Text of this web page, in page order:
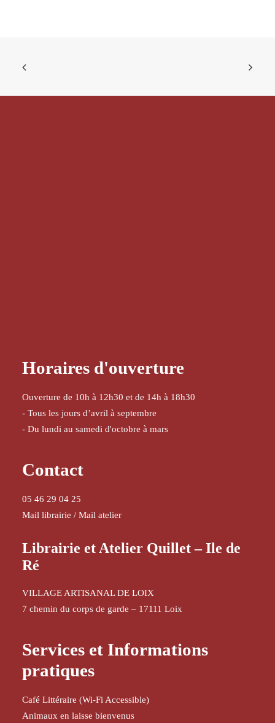
Horaires d'ouverture
Ouverture de 10h à 12h30 et de 14h à 18h30
- Tous les jours d’avril à septembre
- Du lundi au samedi d'octobre à mars
Contact
05 46 29 04 25
Mail librairie / Mail atelier
Librairie et Atelier Quillet – Ile de
Ré
VILLAGE ARTISANAL DE LOIX
7 chemin du corps de garde – 17111 Loix
Services et Informations
pratiques
Café Littéraire (Wi-Fi Accessible)
Animaux en laisse bienvenus